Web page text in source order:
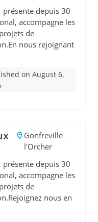
présente depuis 30
accompagne les
de
nous rejoignant
on August 6,
Gonfreville-
l'Orcher
présente depuis 30
accompagne les
de
nous en